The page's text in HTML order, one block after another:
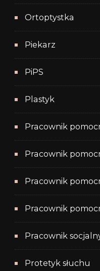
Ortoptystka
Piekarz
PiPS
Plastyk
Pracownik
Pracownik
Pracownik
Pracownik
Pracownik
Protetyk słuchu